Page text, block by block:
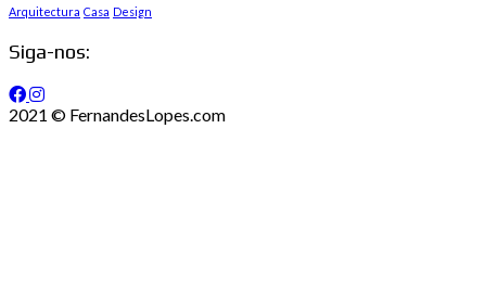
Arquitectura Casa Design
Siga-nos:
2021 © FernandesLopes.com